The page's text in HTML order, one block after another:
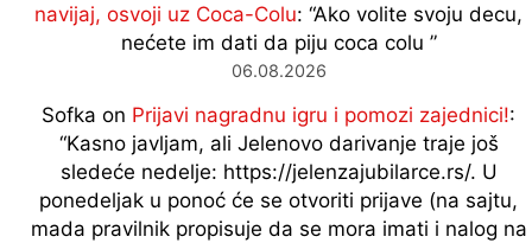
navijaj, osvoji uz Coca-Colu: “Ako volite svoju decu,
nećete im dati da piju coca colu ”
06.08.2026
Sofka on Prijavi nagradnu igru i pomozi zajednici!:
“Kasno javljam, ali Jelenovo darivanje traje još
sledeće nedelje: https://jelenzajubilarce.rs/. U
ponedeljak u ponoć će se otvoriti prijave (na sajtu,
mada pravilnik propisuje da se mora imati i nalog na